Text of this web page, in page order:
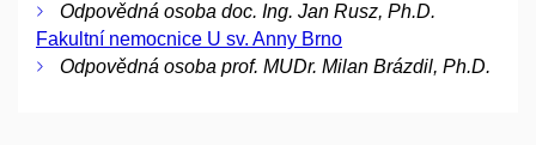
Odpovědná osoba doc. Ing. Jan Rusz, Ph.D.
Fakultní nemocnice U sv. Anny Brno
Odpovědná osoba prof. MUDr. Milan Brázdil, Ph.D.